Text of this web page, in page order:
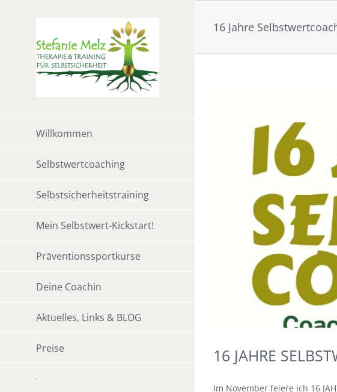
Willkommen
Selbstwertcoaching
Selbstsicherheitstraining
Mein Selbstwert-Kickstart!
Präventionssportkurse
Deine Coachin
Aktuelles, Links & BLOG
Preise
16 Jahre
16 JAHRE
Im November feiere ich 16